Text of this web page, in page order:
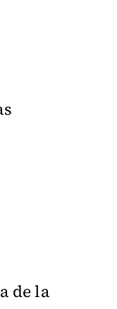
de la